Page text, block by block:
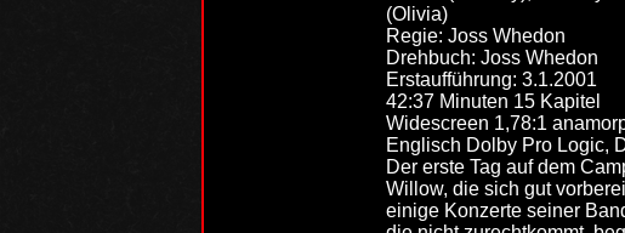
(Olivia)
Regie: Joss Whedon
Drehbuch: Joss Whedon
Erstaufführung: 3.1.2001
42:37 Minuten 15 Kapitel
Widescreen 1,78:1
Englisch Dolby Pro Logic,
Der erste Tag auf dem
Willow, die sich gut
einige Konzerte seiner